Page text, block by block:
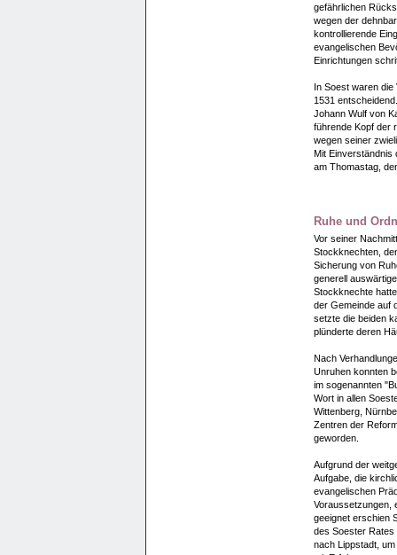
gefährlichen
wegen der
kontrollierende
evangelischen
Einrichtungen
In Soest waren die
1531
Johann Wulf von
führende Kopf der
wegen seiner
Mit Einverständnis
am Thomastag,
Ruhe und
Vor seiner
Stockknechten,
Sicherung von
generell
Stockknechte
der Gemeinde auf
setzte die beiden
plünderte deren
Nach
Unruhen konnten
im sogenannten
Wort in allen
Wittenberg,
Zentren der
geworden.
Aufgrund der
Aufgabe, die
evangelischen
Voraussetzungen,
geeignet erschien
des Soester Rates
nach Lippstadt,